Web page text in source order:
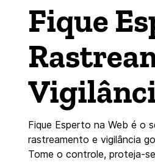
Fique
Fique Esperto na Web é o
rastreamento e vigilância
Tome o controle, proteja-